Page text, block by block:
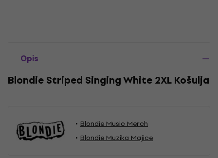
Opis
Blondie Striped Singing White 2XL Košulja
Blondie Music Merch
Blondie Muzika Majice